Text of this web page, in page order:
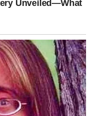
života, što može
bolesti sve
važnost ovih
zdravlja. Dr.
pristupa , koji
umjesto oslanjanja na
ne samo praćenje